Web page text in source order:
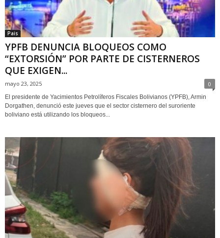
Pais
YPFB DENUNCIA BLOQUEOS COMO
“EXTORSIÓN” POR PARTE DE CISTERNEROS
QUE EXIGEN...
mayo 23, 2025 0
El presidente de Yacimientos Petrolíferos Fiscales Bolivianos (YPFB), Armin
Dorgathen, denunció este jueves que el sector cisternero del suroriente
boliviano está utilizando los bloqueos...